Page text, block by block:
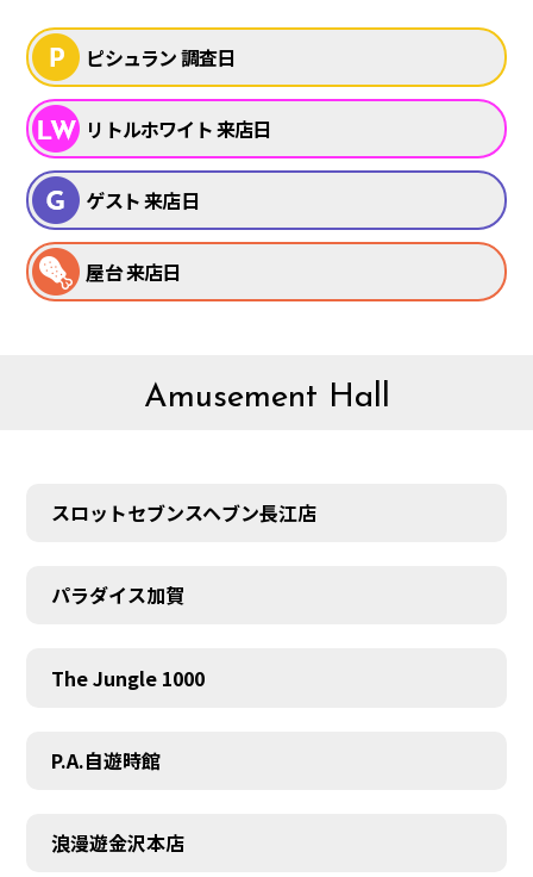
ピシュラン 調査日
リトルホワイト 来店日
ゲスト 来店日
屋台 来店日
Amusement Hall
スロットセブンスヘブン長江店
パラダイス加賀
The Jungle 1000
P.A.自遊時館
浪漫遊金沢本店